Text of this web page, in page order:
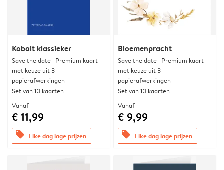
Kobalt klassieker
Save the date | Premium kaart
met keuze uit 3
papierafwerkingen
Set van 10 kaarten
Vanaf
€ 11,99
offers Elke dag lage prijzen
Bloemenpracht
Save the date | Premium kaart
met keuze uit 3
papierafwerkingen
Set van 10 kaarten
Vanaf
€ 9,99
offers Elke dag lage prijzen